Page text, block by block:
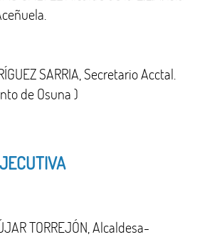
SARRIA, Secretario Acctal.
de Osuna )
TORREJÓN, Alcaldesa-